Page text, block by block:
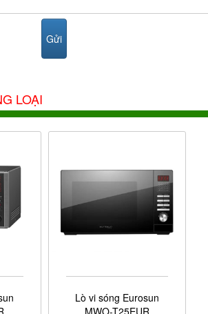
LOẠI
Lò vi sóng Eurosun
MWO-T25EUR